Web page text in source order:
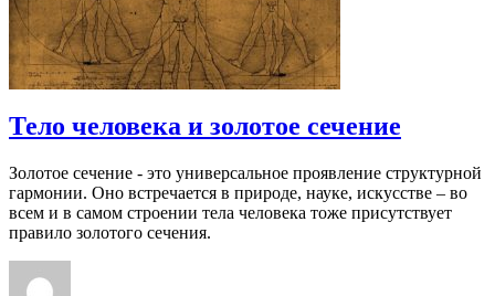
Тело человека и золотое сечение
Золотое сечение - это универсальное проявление структурной
гармонии. Оно встречается в природе, науке, искусстве – во
всем и в самом строении тела человека тоже присутствует
правило золотого сечения.